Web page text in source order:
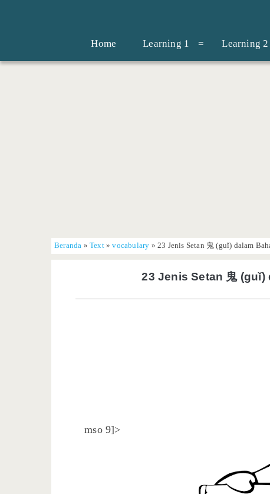
Home Learning 1 Learning 2
Beranda »Text»vocabulary »23 Jenis Setan 鬼 (guǐ) dalam
23 Jenis Setan 鬼
mso 9]>